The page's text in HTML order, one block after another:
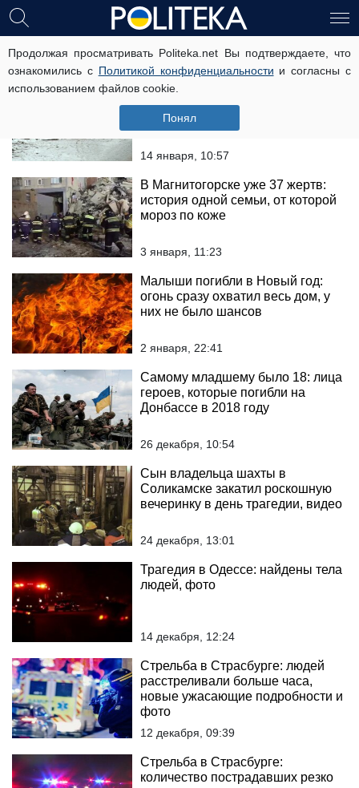
Продолжая просматривать Politeka.net Вы подтверждаете, что
ознакомились с Политикой конфиденциальности и согласны с
использованием файлов cookie.
Понял
погибшие
Микроавтобус разбился в жутком
ДТП под Харьковом: много
жертв, кадры с места трагедии
14 января, 10:57
В Магнитогорске уже 37 жертв:
история одной семьи, от которой
мороз по коже
3 января, 11:23
Малыши погибли в Новый год:
огонь сразу охватил весь дом, у
них не было шансов
2 января, 22:41
Самому младшему было 18: лица
героев, которые погибли на
Донбассе в 2018 году
26 декабря, 10:54
Сын владельца шахты в
Соликамске закатил роскошную
вечеринку в день трагедии, видео
24 декабря, 13:01
Трагедия в Одессе: найдены тела
людей, фото
14 декабря, 12:24
Стрельба в Страсбурге: людей
расстреливали больше часа,
новые ужасающие подробности и
фото
12 декабря, 09:39
Стрельба в Страсбурге:
количество пострадавших резко